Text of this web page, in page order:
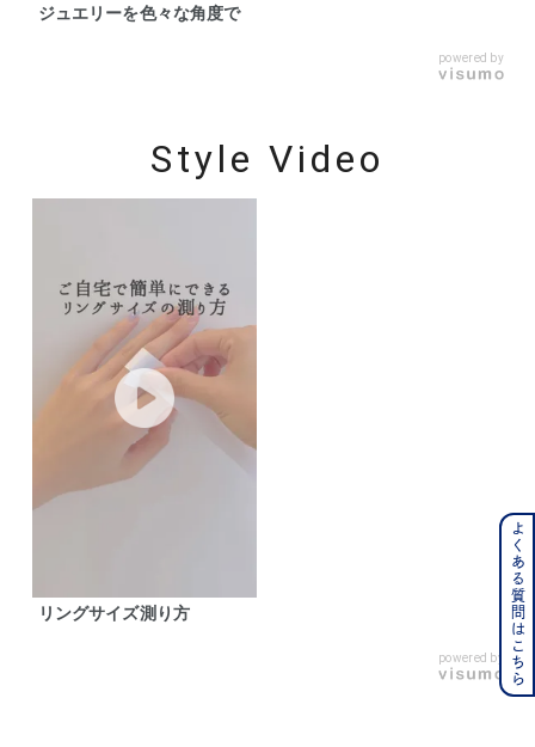
ジュエリーを色々な角度で
powered by
Style Video
リングサイズ測り方
powered by よくある質問はこちら